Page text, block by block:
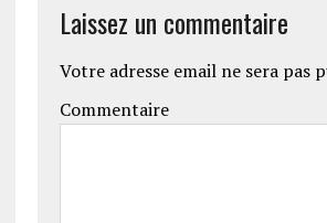
Laissez un commentaire
Votre adresse email ne sera pas
Commentaire